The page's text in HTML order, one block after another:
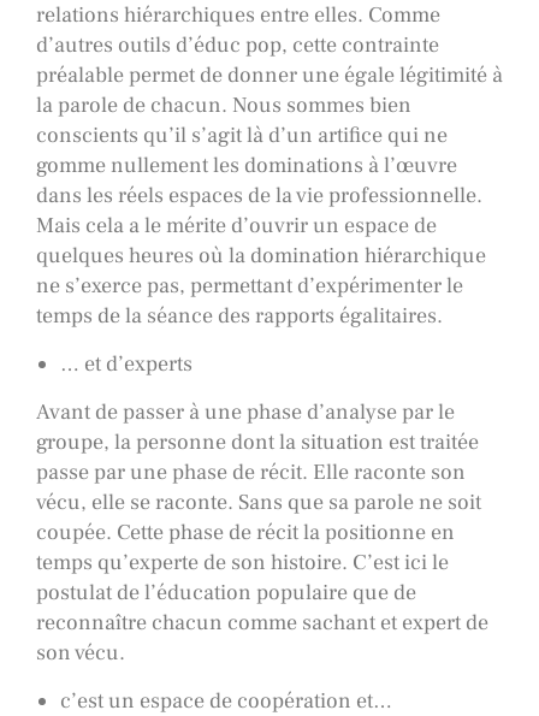
relations hiérarchiques entre elles. Comme
d’autres outils d’éduc pop, cette contrainte
préalable permet de donner une égale légitimité à
la parole de chacun. Nous sommes bien
conscients qu’il s’agit là d’un artifice qui ne
gomme nullement les dominations à l’œuvre
dans les réels espaces de la vie professionnelle.
Mais cela a le mérite d’ouvrir un espace de
quelques heures où la domination hiérarchique
ne s’exerce pas, permettant d’expérimenter le
temps de la séance des rapports égalitaires.
… et d’experts
Avant de passer à une phase d’analyse par le
groupe, la personne dont la situation est traitée
passe par une phase de récit. Elle raconte son
vécu, elle se raconte. Sans que sa parole ne soit
coupée. Cette phase de récit la positionne en
temps qu’experte de son histoire. C’est ici le
postulat de l’éducation populaire que de
reconnaître chacun comme sachant et expert de
son vécu.
c’est un espace de coopération et…